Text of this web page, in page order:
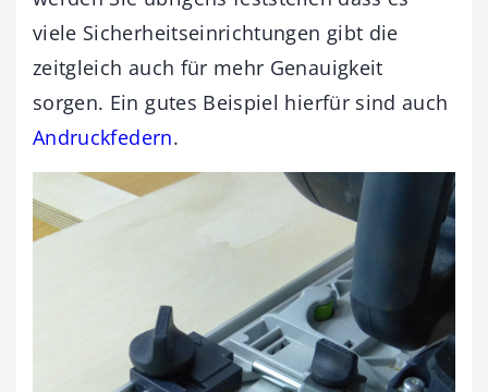
viele Sicherheitseinrichtungen gibt die
zeitgleich auch für mehr Genauigkeit
sorgen. Ein gutes Beispiel hierfür sind auch
Andruckfedern.